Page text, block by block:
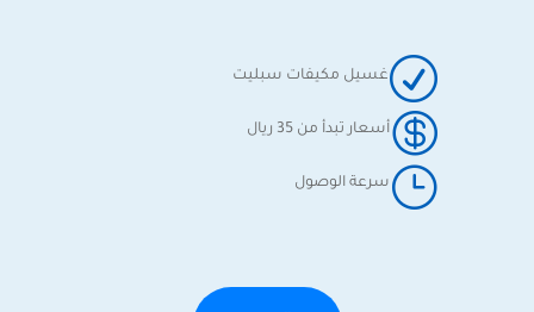
Rغسيل مكيفات سبليت
أسعار تبدأ من 35 ريال
} سرعة الوصول